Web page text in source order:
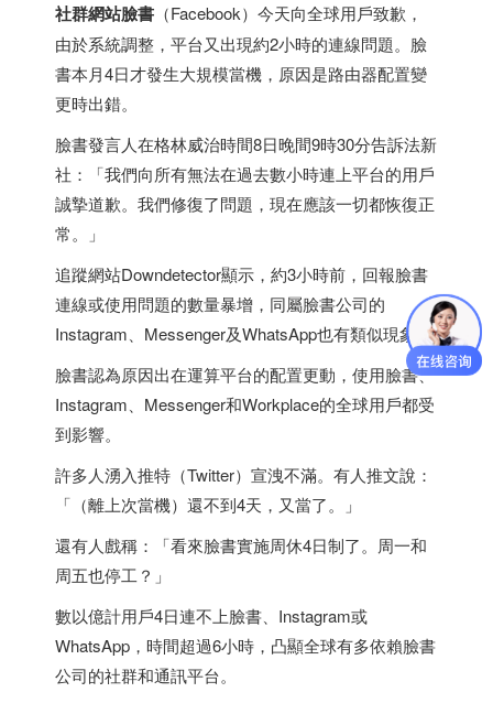
社群網站臉書 （Facebook）今天向全球用戶致歉，
由於系統調整，平台又出現約2小時的連線問題。臉
書本月4日才發生大規模當機，原因是路由器配置變
更時出錯。
臉書發言人在格林威治時間8日晚間9時30分告訴法新
社：「我們向所有無法在過去數小時連上平台的用戶
誠摯道歉。我們修復了問題，現在應該一切都恢復正
常。」
追蹤網站Downdetector顯示，約3小時前，回報臉書
連線或使用問題的數量暴增，同屬臉書公司的
Instagram、Messenger及WhatsApp也有類似現象。
臉書認為原因出在運算平台的配置更動，使用臉書、
Instagram、Messenger和Workplace的全球用戶都受
到影響。
許多人湧入推特（Twitter）宣洩不滿。有人推文說：
「（離上次當機）還不到4天，又當了。」
還有人戲稱：「看來臉書實施周休4日制了。周一和
周五也停工？」
數以億計用戶4日連不上臉書、Instagram或
WhatsApp，時間超過6小時，凸顯全球有多依賴臉書
公司的社群和通訊平台。